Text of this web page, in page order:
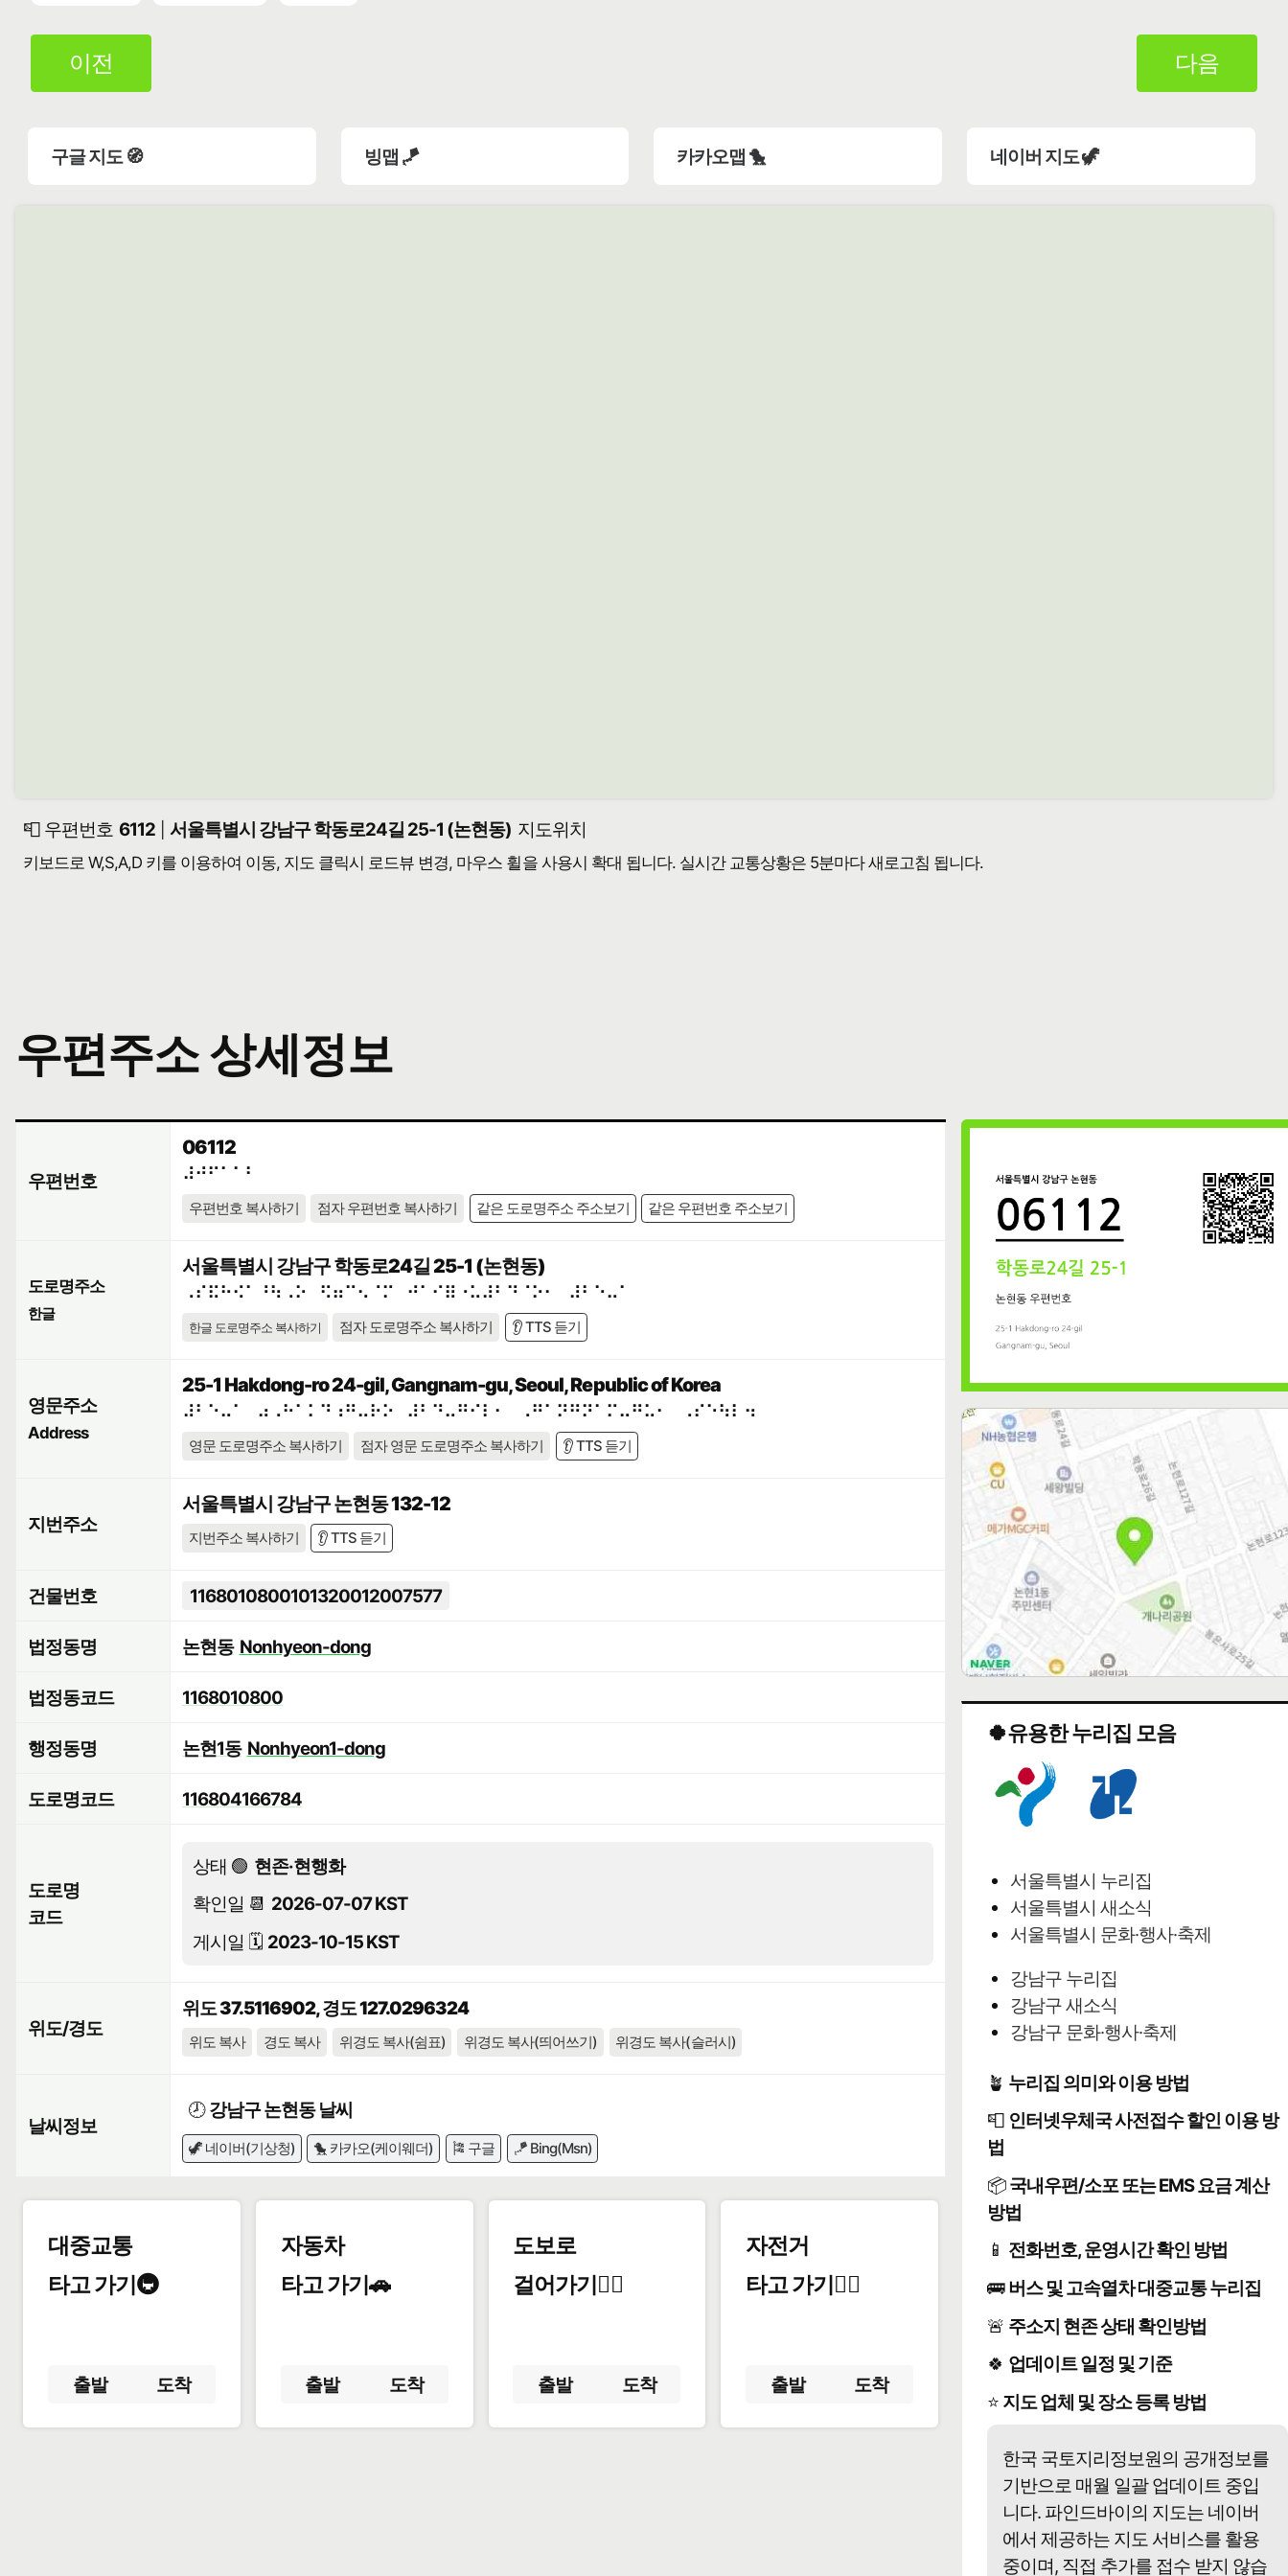
이전 다음
구글 지도 🧭 빙맵 🪁 카카오맵 🐤 네이버 지도 🦖
📮 우편번호 6112 서울특별시 강남구 학동로24길 25-1 (논현동) 지도위치
키보드로 W,S,A,D 키를 이용하여 이동, 지도 클릭시 로드뷰 변경, 마우스 휠을 사용시 확대 됩니다. 실시간 교통상황은 5분마다 새로고침 됩니다.
우편주소 상세정보
우편번호
06112
⠼⠚⠋⠁⠁⠃
우편번호 복사하기 점자 우편번호 복사하기 같은 도로명주소 주소보기 같은 우편번호 주소보기
도로명주소
한글
서울특별시 강남구 학동로24길 25-1 (논현동)
⠠⠎⠯⠓⠪⠁⠘⠳⠠⠕⠀⠫⠶⠉⠢⠈⠍⠀⠚⠁⠊⠿⠐⠥⠼⠃⠙⠈⠕⠂⠀⠼⠃⠑⠤⠁
한글 도로명주소 복사하기 점자 도로명주소 복사하기 👂 TTS 듣기
영문주소
Address
25-1 Hakdong-ro 24-gil, Gangnam-gu, Seoul, Republic of Korea
⠼⠃⠑⠤⠁⠀⠴⠠⠓⠁⠅⠙⠰⠛⠤⠗⠕⠀⠼⠃⠙⠤⠛⠊⠇⠂⠀⠠⠛⠁⠝⠛⠝⠁⠍⠤⠛⠥⠂⠀⠠⠎⠑⠳⠇⠲
영문 도로명주소 복사하기 점자 영문 도로명주소 복사하기 👂 TTS 듣기
지번주소
서울특별시 강남구 논현동 132-12
지번주소 복사하기 👂 TTS 듣기
건물번호 1168010800101320012007577
법정동명 논현동 Nonhyeon-dong
법정동코드 1168010800
행정동명 논현1동 Nonhyeon1-dong
도로명코드 116804166784
도로명
코드
상태 🟢 현존·현행화
확인일 📆 2026-07-07 KST
게시일 🗓️ 2023-10-15 KST
위도/경도
위도 37.5116902, 경도 127.0296324
위도 복사 경도 복사 위경도 복사(쉼표) 위경도 복사(띄어쓰기) 위경도 복사(슬러시)
날씨정보
🕗강남구 논현동 날씨
🦖 네이버(기상청) 🐤 카카오(케이웨더) 🎏 구글 🪁 Bing(Msn)
대중교통
타고 가기🚇
출발 도착
자동차
타고 가기🚗
출발 도착
도보로
걸어가기🚶‍♂️
출발 도착
자전거
타고 가기🚴‍♀️
출발 도착
🍀유용한 누리집 모음
서울특별시 누리집
서울특별시 새소식
서울특별시 문화·행사·축제
강남구 누리집
강남구 새소식
강남구 문화·행사·축제
🪴 누리집 의미와 이용 방법
📮 인터넷우체국 사전접수 할인 이용 방
법
📦국내우편/소포 또는 EMS 요금 계산
방법
📱 전화번호, 운영시간 확인 방법
🚌버스 및 고속열차 대중교통 누리집
🚨 주소지 현존 상태 확인방법
🍀 업데이트 일정 및 기준
⭐ 지도 업체 및 장소 등록 방법
한국 국토지리정보원의 공개정보를
기반으로 매월 일괄 업데이트 중입
니다. 파인드바이의 지도는 네이버
에서 제공하는 지도 서비스를 활용
중이며, 직접 추가를 접수 받지 않습